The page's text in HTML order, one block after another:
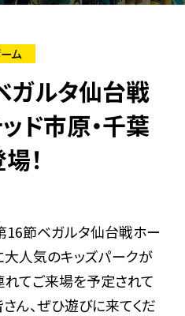
ム
ルタ仙台戦
ド市原・千葉
！
節ベガルタ仙台戦ホー
大人気のキッズパークが
れてご来場を予定されて
ん、ぜひ遊びに来てくだ